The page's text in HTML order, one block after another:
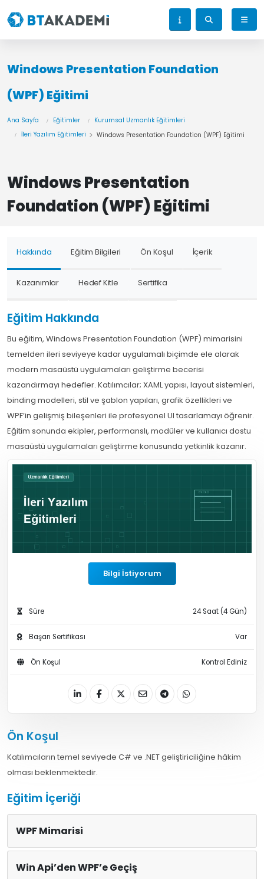
Windows Presentation Foundation
(WPF) Eğitimi
Ana Sayfa Eğitimler
Kurumsal Uzmanlık Eğitimleri
İleri Yazılım Eğitimleri
Windows Presentation Foundation (WPF) Eğitimi
Windows Presentation
Foundation (WPF) Eğitimi
Hakkında Eğitim Bilgileri Ön Koşul İçerik
Kazanımlar Hedef Kitle Sertifika
Eğitim Hakkında
Bu eğitim, Windows Presentation Foundation (WPF) mimarisini
temelden ileri seviyeye kadar uygulamalı biçimde ele alarak
modern masaüstü uygulamaları geliştirme becerisi
kazandırmayı hedefler. Katılımcılar; XAML yapısı, layout sistemleri,
binding modelleri, stil ve şablon yapıları, grafik özellikleri ve
WPF’in gelişmiş bileşenleri ile profesyonel UI tasarlamayı öğrenir.
Eğitim sonunda ekipler, performanslı, modüler ve kullanıcı dostu
masaüstü uygulamaları geliştirme konusunda yetkinlik kazanır.
Bilgi İstiyorum
Süre 24 Saat (4 Gün)
Başarı Sertifikası Var
Ön Koşul Kontrol Ediniz
Ön Koşul
Katılımcıların temel seviyede C# ve .NET geliştiriciliğine hâkim
olması beklenmektedir.
Eğitim İçeriği
WPF Mimarisi
Win Api’den WPF’e Geçiş